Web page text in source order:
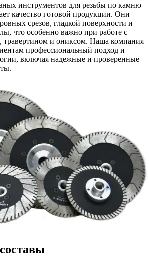
инструментов для резьбы по камню
качество готовой продукции. Они
срезов, гладкой поверхности и
что особенно важно при работе с
травертином и ониксом. Наша компания
профессиональный подход и
включая надежные и проверенные